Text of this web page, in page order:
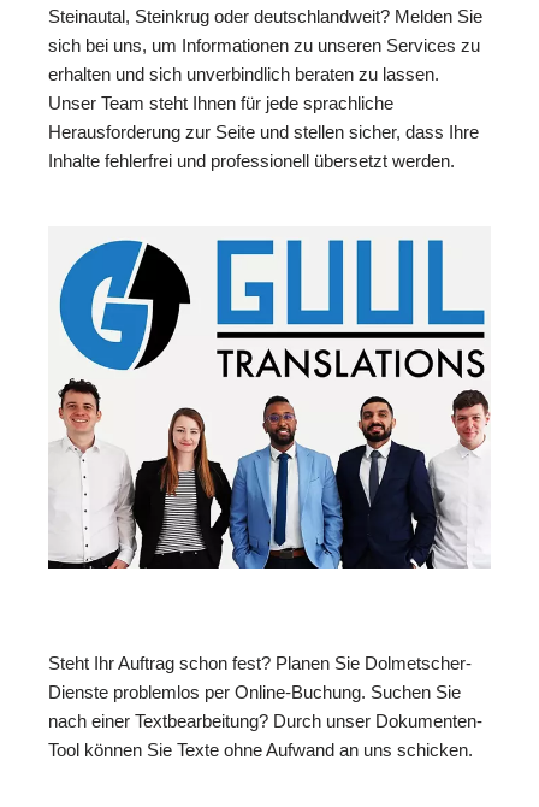
Steinautal, Steinkrug oder deutschlandweit? Melden Sie
sich bei uns, um Informationen zu unseren Services zu
erhalten und sich unverbindlich beraten zu lassen.
Unser Team steht Ihnen für jede sprachliche
Herausforderung zur Seite und stellen sicher, dass Ihre
Inhalte fehlerfrei und professionell übersetzt werden.
Steht Ihr Auftrag schon fest? Planen Sie Dolmetscher-
Dienste problemlos per Online-Buchung. Suchen Sie
nach einer Textbearbeitung? Durch unser Dokumenten-
Tool können Sie Texte ohne Aufwand an uns schicken.